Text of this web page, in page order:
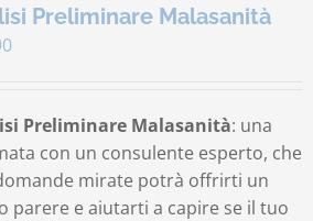
Preliminare Malasanità
Preliminare Malasanità: una
con un consulente esperto, che
mirate potrà offrirti un
parere e aiutarti a capire se il tuo